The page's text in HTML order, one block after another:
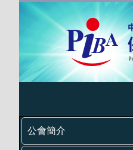
公會簡介